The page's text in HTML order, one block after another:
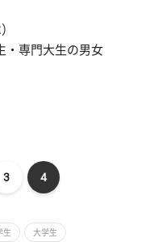
・専門大生の男女
3 4
生 大学生